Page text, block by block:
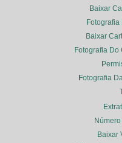
Baixar
Baixar
Fotografia Do
Fotografia
Baixar